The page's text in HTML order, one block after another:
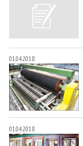
01.04.2018
01.04.2018